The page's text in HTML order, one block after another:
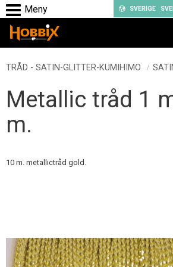
Meny
SVERIGE
TRÅD - SATIN-GLITTER-KUMIHIMO
Metallic tråd 1
m.
10 m. metallictråd gold.